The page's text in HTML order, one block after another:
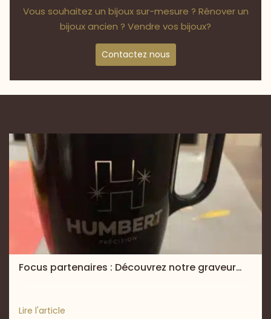
Vous souhaitez un bijoux sur-mesure ? Rénover un
bijoux ancien ? Vendre vos bijoux?
Contactez nous
Focus partenaires : Découvrez notre graveur…
Lire l'article